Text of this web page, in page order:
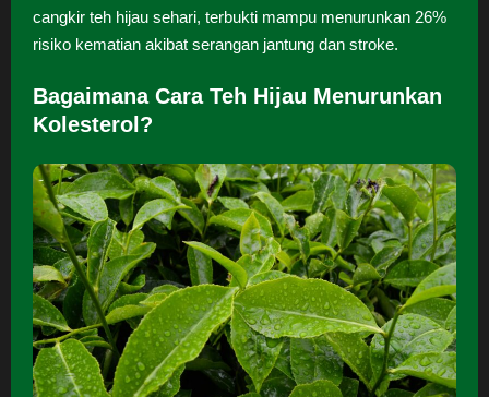
cangkir teh hijau sehari, terbukti mampu menurunkan 26%
risiko kematian akibat serangan jantung dan stroke.
Bagaimana Cara Teh Hijau Menurunkan
Kolesterol?